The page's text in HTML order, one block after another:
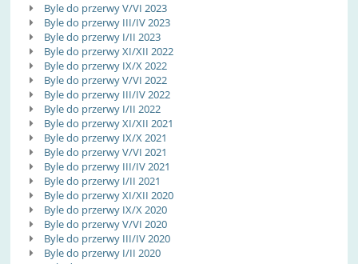
Byle do przerwy V/VI 2023
Byle do przerwy III/IV 2023
Byle do przerwy I/II 2023
Byle do przerwy XI/XII 2022
Byle do przerwy IX/X 2022
Byle do przerwy V/VI 2022
Byle do przerwy III/IV 2022
Byle do przerwy I/II 2022
Byle do przerwy XI/XII 2021
Byle do przerwy IX/X 2021
Byle do przerwy V/VI 2021
Byle do przerwy III/IV 2021
Byle do przerwy I/II 2021
Byle do przerwy XI/XII 2020
Byle do przerwy IX/X 2020
Byle do przerwy V/VI 2020
Byle do przerwy III/IV 2020
Byle do przerwy I/II 2020